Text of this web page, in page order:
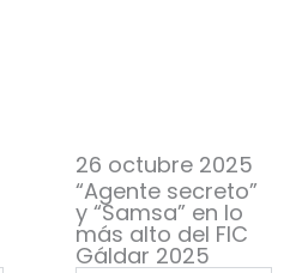
26 octubre 2025
“Agente secreto”
y “Samsa” en lo
más alto del FIC
Gáldar 2025